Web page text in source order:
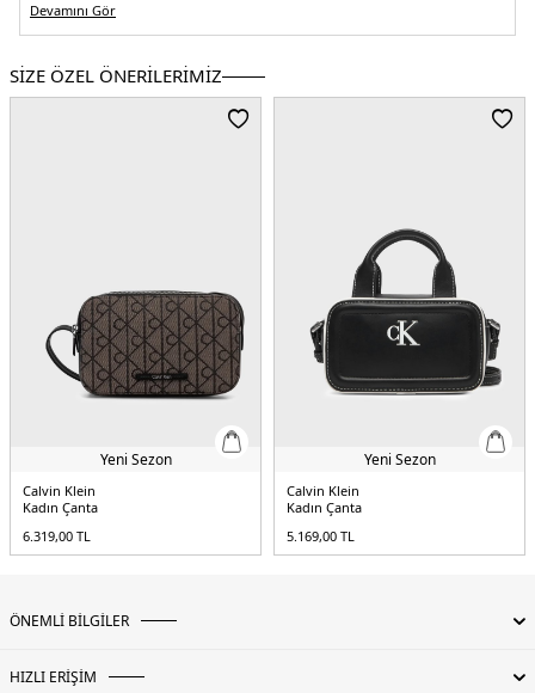
Menşei:Kamboçya
5DE2LV04K3162GCJH.25
Devamını Gör
SİZE ÖZEL ÖNERİLERİMİZ
Yeni Sezon
Calvin Klein
Kadın Çanta
6.319,00 TL
Yeni Sezon
Calvin Klein
Kadın Çanta
5.169,00 TL
ÖNEMLİ BİLGİLER
HIZLI ERİŞİM